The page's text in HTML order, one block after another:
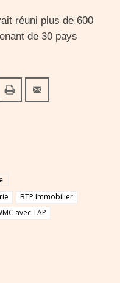
réuni plus de 600
de 30 pays
BTP Immobilier
avec TAP